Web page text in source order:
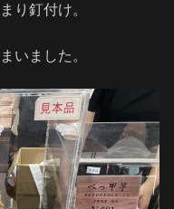
り釘付け。
いました。